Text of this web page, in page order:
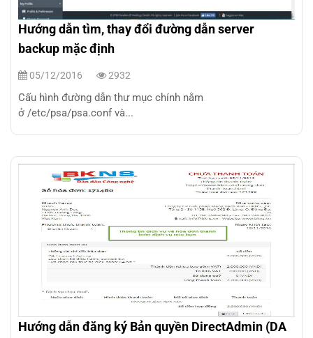
Hướng dẫn tìm, thay đổi đường dẫn server
backup mặc định
05/12/2016 2932
Cấu hình đường dẫn thư mục chính nằm
ở /etc/psa/psa.conf và...
Hướng dẫn đăng ký Bản quyền DirectAdmin (DA